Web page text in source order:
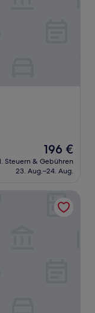
Der
Preis
beträgt
196 €
Steuern & Gebühren
23. Aug.–24. Aug.